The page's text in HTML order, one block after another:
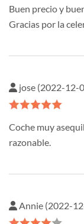
Buen precio y
Gracias por la
jose (2022-12-
Coche muy
razonable.
Annie (2022-